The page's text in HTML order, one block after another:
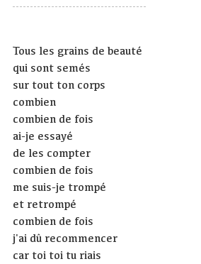
Tous les grains de beauté
qui sont semés
sur tout ton corps
combien
combien de fois
ai-je essayé
de les compter
combien de fois
me suis-je trompé
et retrompé
combien de fois
j'ai dû recommencer
car toi toi tu riais